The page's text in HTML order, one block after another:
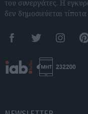
του συνεργάτες. Η
δεν δημοσιεύεται
FacebookTwitter